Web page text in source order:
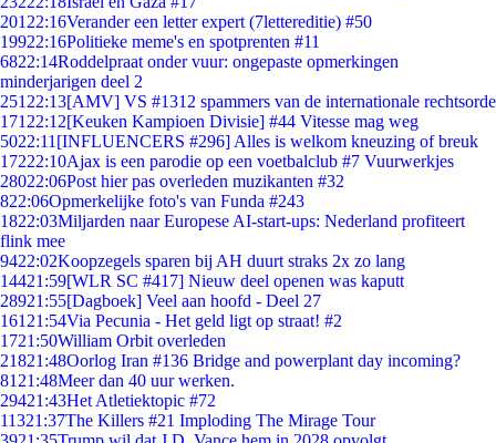
201 22:16Verander een letter expert (7lettereditie) #50
19922:16Politieke meme's en spotprenten #11
6822:14Roddelpraat onder vuur: ongepaste opmerkingen
minderjarigen deel 2
251 22:13[AMV] VS #1312 spammers van de internationale rechtsorde
171 22:12[Keuken Kampioen Divisie] #44 Vitesse mag weg
5022:11 [INFLUENCERS #296] Alles is welkom kneuzing of breuk
17222:10Ajax is een parodie op een voetbalclub #7 Vuurwerkjes
28022:06Post hier pas overleden muzikanten #32
822:06Opmerkelijke foto's van Funda #243
1822:03Miljarden naar Europese AI-start-ups: Nederland profiteert
flink mee
9422:02Koopzegels sparen bij AH duurt straks 2x zo lang
14421:59[WLR SC #417] Nieuw deel openen was kaputt
28921:55[Dagboek] Veel aan hoofd - Deel 27
161 21:54Via Pecunia - Het geld ligt op straat! #2
1721:50William Orbit overleden
21821:48Oorlog Iran #136 Bridge and powerplant day incoming?
81 21:48Meer dan 40 uur werken.
29421:43Het Atletiektopic #72
11321:37The Killers #21 Imploding The Mirage Tour